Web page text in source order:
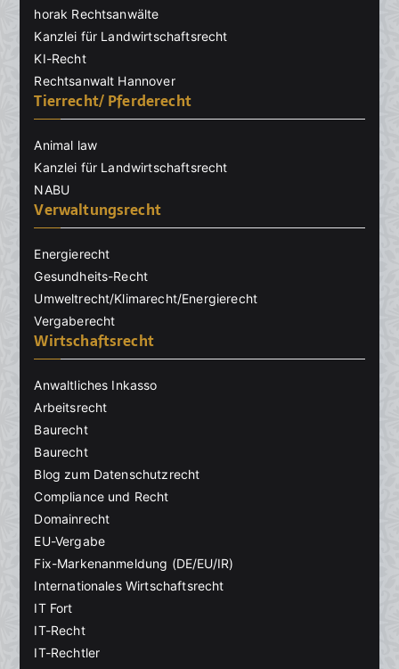
horak Rechtsanwälte
Kanzlei für Landwirtschaftsrecht
KI-Recht
Rechtsanwalt Hannover
Tierrecht/ Pferderecht
Animal law
Kanzlei für Landwirtschaftsrecht
NABU
Verwaltungsrecht
Energierecht
Gesundheits-Recht
Umweltrecht/Klimarecht/Energierecht
Vergaberecht
Wirtschaftsrecht
Anwaltliches Inkasso
Arbeitsrecht
Baurecht
Baurecht
Blog zum Datenschutzrecht
Compliance und Recht
Domainrecht
EU-Vergabe
Fix-Markenanmeldung (DE/EU/IR)
Internationales Wirtschaftsrecht
IT Fort
IT-Recht
IT-Rechtler